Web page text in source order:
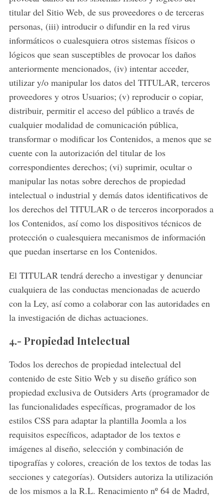
titular del Sitio Web, de sus proveedores o de terceras
personas, (iii) introducir o difundir en la red virus
informáticos o cualesquiera otros sistemas físicos o
lógicos que sean susceptibles de provocar los daños
anteriormente mencionados, (iv) intentar acceder,
utilizar y/o manipular los datos del TITULAR, terceros
proveedores y otros Usuarios; (v) reproducir o copiar,
distribuir, permitir el acceso del público a través de
cualquier modalidad de comunicación pública,
transformar o modificar los Contenidos, a menos que se
cuente con la autorización del titular de los
correspondientes derechos; (vi) suprimir, ocultar o
manipular las notas sobre derechos de propiedad
intelectual o industrial y demás datos identificativos de
los derechos del TITULAR o de terceros incorporados a
los Contenidos, así como los dispositivos técnicos de
protección o cualesquiera mecanismos de información
que puedan insertarse en los Contenidos.
El TITULAR tendrá derecho a investigar y denunciar
cualquiera de las conductas mencionadas de acuerdo
con la Ley, así como a colaborar con las autoridades en
la investigación de dichas actuaciones.
4.- Propiedad Intelectual
Todos los derechos de propiedad intelectual del
contenido de este Sitio Web y su diseño gráfico son
propiedad exclusiva de Outsiders Arts (programador de
las funcionalidades específicas, programador de los
estilos CSS para adaptar la plantilla Joomla a los
requisitos específicos, adaptador de los textos e
imágenes al diseño, selección y combinación de
tipografías y colores, creación de los textos de todas las
secciones y categorías). Outsiders autoriza la utilización
de los mismos a la R.L. Renacimiento nº 64 de Madrd,